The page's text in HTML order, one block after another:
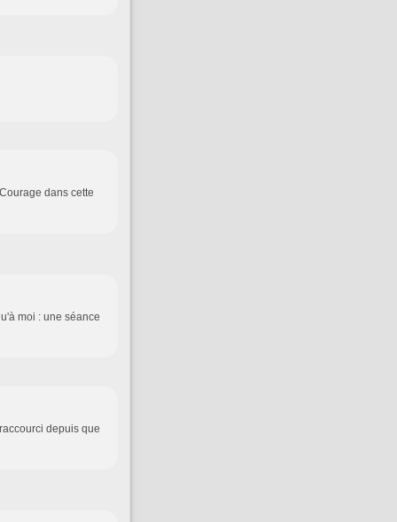
dans cette
moi : une séance
depuis que